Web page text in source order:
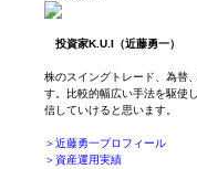
投資家K.U.I（近藤勇一）
株のスイングトレード、為替
す。比較的幅広い手法を駆使
信していけると思います。
＞近藤勇一プロフィール
＞資産運用実績